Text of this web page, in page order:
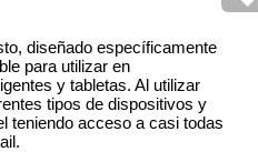
diseñado específicamente
para utilizar en
y tabletas. Al utilizar
tipos de dispositivos y
teniendo acceso a casi todas